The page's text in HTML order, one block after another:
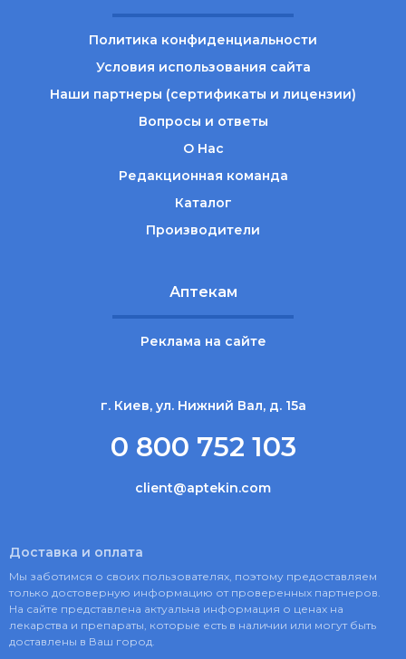
Политика конфиденциальности
Условия использования сайта
Наши партнеры (сертификаты и лицензии)
Вопросы и ответы
О Нас
Редакционная команда
Каталог
Производители
Аптекам
Реклама на сайте
г. Киев, ул. Нижний Вал, д. 15а
0 800 752 103
client@aptekin.com
Доставка и оплата
Мы заботимся о своих пользователях, поэтому предоставляем
только достоверную информацию от проверенных партнеров.
На сайте представлена актуальна информация о ценах на
лекарства и препараты, которые есть в наличии или могут быть
доставлены в Ваш город.